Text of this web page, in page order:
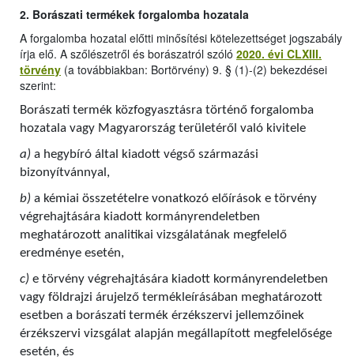
2. Borászati termékek forgalomba hozatala
A forgalomba hozatal előtti minősítési kötelezettséget jogszabály
írja elő. A szőlészetről és borászatról szóló 2020. évi CLXIII.
törvény (a továbbiakban: Bortörvény) 9. § (1)-(2) bekezdései
szerint:
Borászati termék közfogyasztásra történő forgalomba
hozatala vagy Magyarország területéről való kivitele
a) a hegybíró által kiadott végső származási
bizonyítvánnyal,
b) a kémiai összetételre vonatkozó előírások e törvény
végrehajtására kiadott kormányrendeletben
meghatározott analitikai vizsgálatának megfelelő
eredménye esetén,
c) e törvény végrehajtására kiadott kormányrendeletben
vagy földrajzi árujelző termékleírásában meghatározott
esetben a borászati termék érzékszervi jellemzőinek
érzékszervi vizsgálat alapján megállapított megfelelősége
esetén, és